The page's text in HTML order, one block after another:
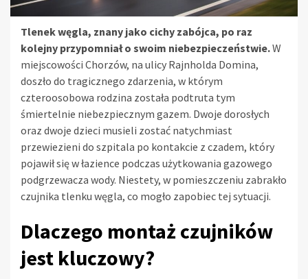
Tlenek węgla, znany jako cichy zabójca, po raz
kolejny przypomniał o swoim niebezpieczeństwie.W
miejscowości Chorzów, na ulicy Rajnholda Domina,
doszło do tragicznego zdarzenia, w którym
czteroosobowa rodzina została podtruta tym
śmiertelnie niebezpiecznym gazem. Dwoje dorosłych
oraz dwoje dzieci musieli zostać natychmiast
przewiezieni do szpitala po kontakcie z czadem, który
pojawił się w łazience podczas użytkowania gazowego
podgrzewacza wody. Niestety, w pomieszczeniu zabrakło
czujnika tlenku węgla, co mogło zapobiec tej sytuacji.
Dlaczego montaż czujników
jest kluczowy?